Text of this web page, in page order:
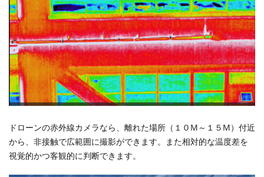
ドローンの赤外線カメラなら、離れた場所（１０M～１５M）付近
から、非接触で広範囲に撮影ができます。また相対的な温度差を
視覚的かつ客観的に判断できます。